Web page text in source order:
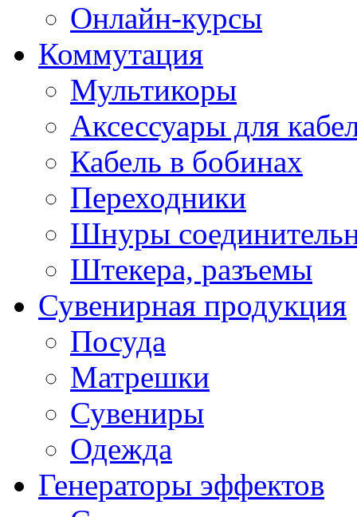
Онлайн-курсы
Коммутация
Мультикоры
Аксессуары для
Кабель в бобинах
Переходники
Шнуры
Штекера, разъемы
Сувенирная продукция
Посуда
Матрешки
Сувениры
Одежда
Генераторы эффектов